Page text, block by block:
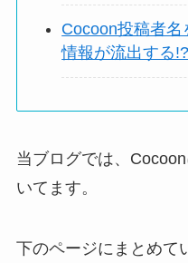
Cocoon投稿者名
情報が流出する!?
当ブログでは、
いてます。
下のページにまとめて